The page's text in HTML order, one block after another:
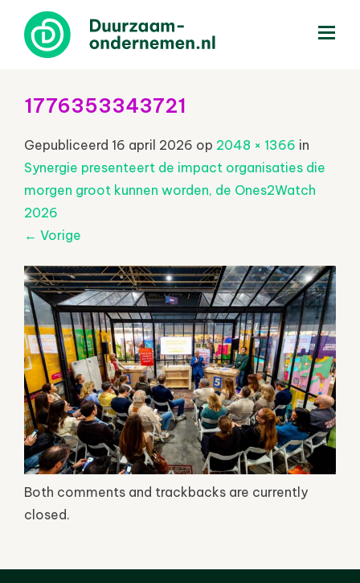
1776353343721
Gepubliceerd 16 april 2026 op 2048 × 1366 in
Synergie presenteert de impact organisaties die
morgen groot kunnen worden, de Ones2Watch
2026
← Vorige
Both comments and trackbacks are currently
closed.